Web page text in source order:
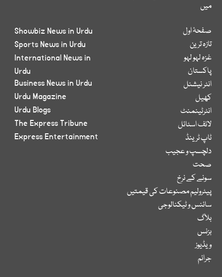
میں
صفحۂ اول
تازہ ترین
غزہ لہو لہو
پاکستان
انٹر نیشنل
کھیل
انٹرٹینمنٹ
لائف اسٹائل
ٹاپ ٹرینڈ
دلچسپ و عجیب
صحت
سونے کے نرخ
پیٹرولیم مصنوعات کی قیمتیں
سائنس و ٹیکنالوجی
بلاگ
بزنس
ویڈیوز
جرائم
Showbiz News in Urdu
Sports News in Urdu
International News in
Urdu
Business News in Urdu
Urdu Magazine
Urdu Blogs
The Express Tribune
Express Entertainment